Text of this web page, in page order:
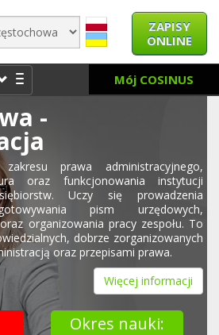
ZAPISY
ONLINE
Mój COSINUS
-
prawa administracyjnego,
oraz funkcjonowania instytucji
Uczy się prowadzenia
pism urzędowych,
organizowania pracy zespołu. To
dobrze zorganizowanych
oraz przepisami prawa.
Więcej informacji
Okres nauki: